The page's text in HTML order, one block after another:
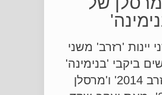
יינות 'רזרב' משני
ביקבי 'בנימינה'
– 'סמיון רזרב 2014' ו'מרסלן